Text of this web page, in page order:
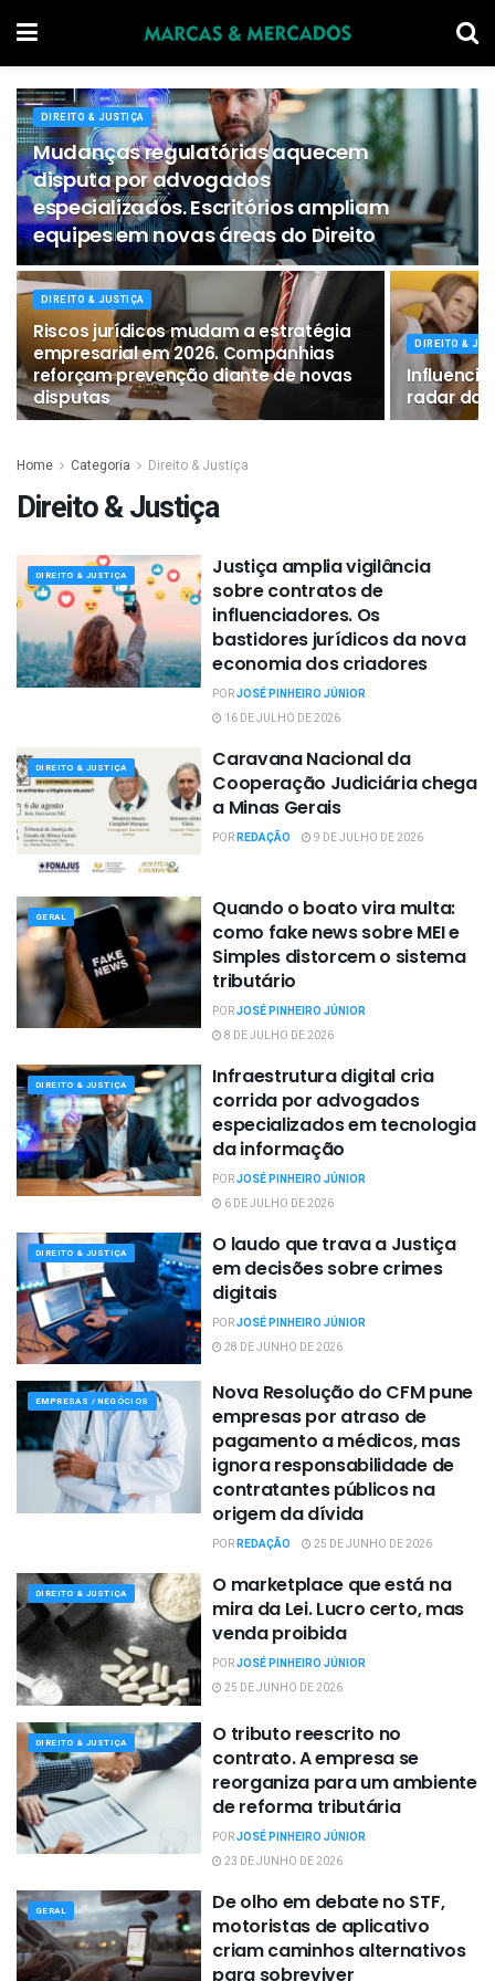
DIREITO & JUSTIÇA
Mudanças regulatórias aquecem
disputa por advogados
especializados. Escritórios ampliam
equipes em novas áreas do Direito
DIREITO & JUSTIÇA
Riscos jurídicos mudam a estratégia
empresarial em 2026. Companhias
reforçam prevenção diante de novas
disputas
DIREITO &
radar da
Home Categoria Direito & Justiça
Direito & Justiça
DIREITO & JUSTIÇA
Justiça amplia vigilância
sobre contratos de
influenciadores. Os
bastidores jurídicos da nova
economia dos criadores
PORJOSÉ PINHEIRO JÚNIOR
16 DE JULHO DE 2026
DIREITO & JUSTIÇA
Caravana Nacional da
Cooperação Judiciária chega
a Minas Gerais
PORREDAÇÃO 9 DE JULHO DE 2026
GERAL
Quando o boato vira multa:
como fake news sobre MEI e
Simples distorcem o sistema
tributário
PORJOSÉ PINHEIRO JÚNIOR
8 DE JULHO DE 2026
DIREITO & JUSTIÇA
Infraestrutura digital cria
corrida por advogados
especializados em tecnologia
da informação
PORJOSÉ PINHEIRO JÚNIOR
6 DE JULHO DE 2026
DIREITO & JUSTIÇA
O laudo que trava a Justiça
em decisões sobre crimes
digitais
PORJOSÉ PINHEIRO JÚNIOR
28 DE JUNHO DE 2026
EMPRESAS / NEGÓCIOS
Nova Resolução do CFM pune
empresas por atraso de
pagamento a médicos, mas
ignora responsabilidade de
contratantes públicos na
origem da dívida
PORREDAÇÃO 25 DE JUNHO DE 2026
DIREITO & JUSTIÇA
O marketplace que está na
mira da Lei. Lucro certo, mas
venda proibida
PORJOSÉ PINHEIRO JÚNIOR
25 DE JUNHO DE 2026
DIREITO & JUSTIÇA
O tributo reescrito no
contrato. A empresa se
reorganiza para um ambiente
de reforma tributária
PORJOSÉ PINHEIRO JÚNIOR
23 DE JUNHO DE 2026
GERAL
De olho em debate no STF,
motoristas de aplicativo
criam caminhos alternativos
para sobreviver